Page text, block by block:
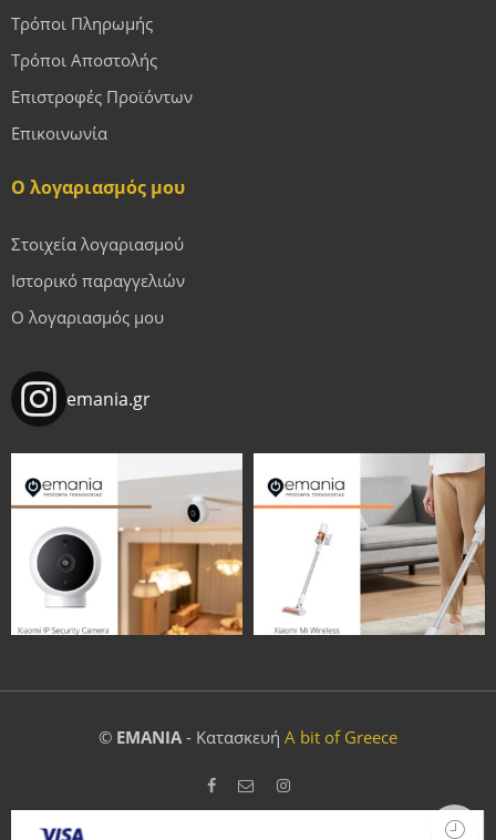
Τρόποι Πληρωμής
Τρόποι Αποστολής
Επιστροφές Προϊόντων
Επικοινωνία
Ο λογαριασμός μου
Στοιχεία λογαριασμού
Ιστορικό παραγγελιών
Ο λογαριασμός μου
emania.gr
© EMANIA- Κατασκευή A bit of Greece